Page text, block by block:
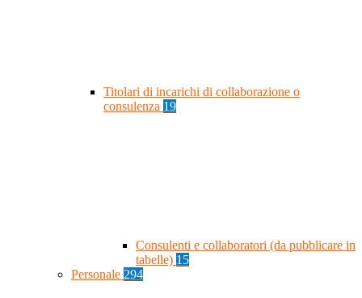
Titolari di incarichi di collaborazione o
consulenza 19
Consulenti e collaboratori (da pubblicare in
tabelle) 15
Personale 294